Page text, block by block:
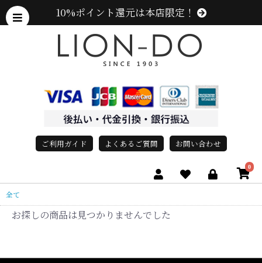
10%ポイント還元は本店限定！
ご利用ガイド よくあるご質問 お問い合わせ
0
全て
お探しの商品は見つかりませんでした